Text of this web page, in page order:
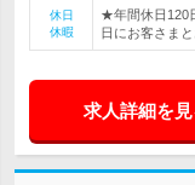
休日
休暇
★年間休日120
日にお客さま
求人詳細を見